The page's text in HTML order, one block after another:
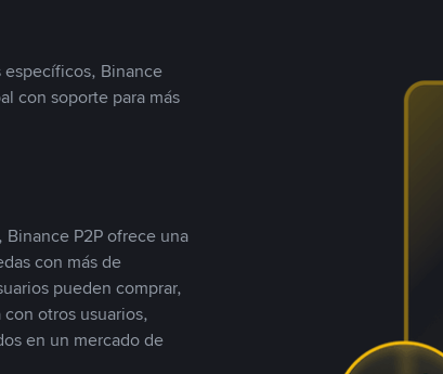
específicos, Binance
con soporte para más
P2P ofrece una
con más de
pueden comprar,
otros usuarios,
en un mercado de